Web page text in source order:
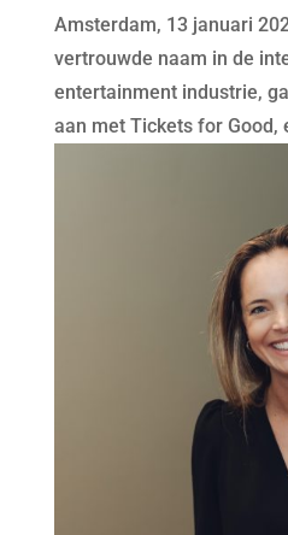
Amsterdam, 13 januari
vertrouwde naam in de
entertainment industrie,
aan met Tickets for Good,